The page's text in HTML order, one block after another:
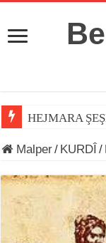
HEJMARA
Malper/ KURDÎ /